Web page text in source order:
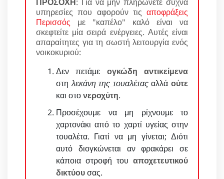
υπηρεσίες που αφορούν τις αποφράξεις
Περισσός με "καπέλο" καλό είναι να
σκεφτείτε μία σειρά ενέργειες. Αυτές είναι
απαραίτητες για τη σωστή λειτουργία ενός
νοικοκυριού:
Δεν πετάμε ογκώδη αντικείμενα
στηλεκάνη της τουαλέταςαλλάούτε
και στονεροχύτη.
Προσέχουμε να μη ρίχνουμε το
χαρτονάκι από το χαρτί υγείας στην
τουαλέτα. Γιατί να μη γίνεται; Διότι
αυτό διογκώνεται αν φρακάρει σε
κάποια στροφή του αποχετευτικού
δικτύουσας.